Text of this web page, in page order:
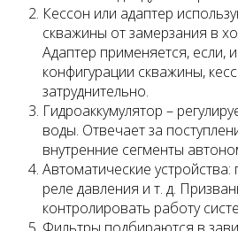
Кессон или адаптер
скважины от замерзания в
Адаптер применяется, если,
конфигурации скважины,
затруднительно.
Гидроаккумулятор –
воды. Отвечает за
внутренние сегменты
Автоматические
реле давления и т. д.
контролировать работу